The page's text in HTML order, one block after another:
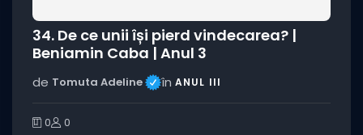
34. De ce unii își pierd vindecarea? |
Beniamin Caba | Anul 3
de Tomuta Adeline în ANUL III
0 0